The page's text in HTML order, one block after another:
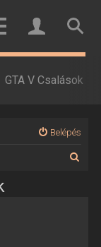
GTA V Csalások
Belépés